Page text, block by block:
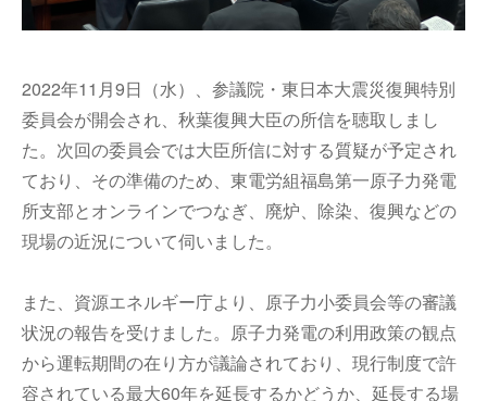
2022年11月9日（水）、参議院・東日本大震災復興特別
委員会が開会され、秋葉復興大臣の所信を聴取しまし
た。次回の委員会では大臣所信に対する質疑が予定され
ており、その準備のため、東電労組福島第一原子力発電
所支部とオンラインでつなぎ、廃炉、除染、復興などの
現場の近況について伺いました。
また、資源エネルギー庁より、原子力小委員会等の審議
状況の報告を受けました。原子力発電の利用政策の観点
から運転期間の在り方が議論されており、現行制度で許
容されている最大60年を延長するかどうか、延長する場